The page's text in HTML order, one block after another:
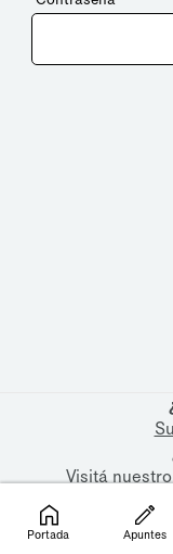
Visitá
Portada Apuntes